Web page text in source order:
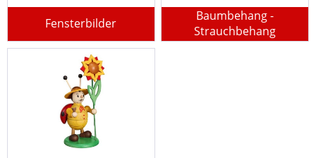
Fensterbilder
Baumbehang -
Strauchbehang